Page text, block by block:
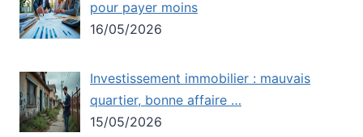
pour payer moins
16/05/2026
Investissement immobilier : mauvais
quartier, bonne affaire …
15/05/2026